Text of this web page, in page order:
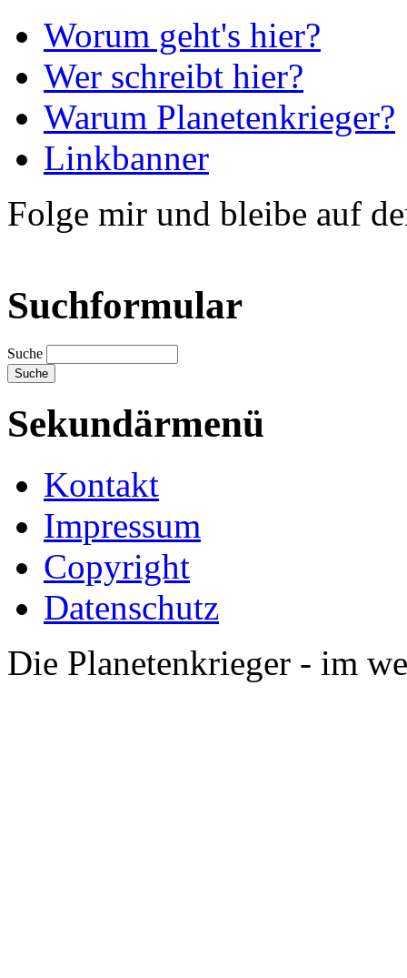
Worum geht's hier?
Wer schreibt hier?
Warum Planetenkrieger?
Linkbanner
Folge mir und bleibe auf
Suchformular
Suche
Sekundärmenü
Kontakt
Impressum
Copyright
Datenschutz
Die Planetenkrieger - im